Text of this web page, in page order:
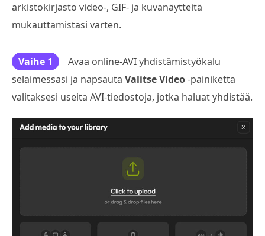
arkistokirjasto video-, GIF- ja kuvanäytteitä
mukauttamistasi varten.
Vaihe 1
Avaa online-AVI yhdistämistyökalu
selaimessasi ja napsauta Valitse Video-painiketta
valitaksesi useita AVI-tiedostoja, jotka haluat yhdistää.